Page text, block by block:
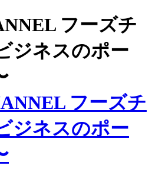
フーズチ
ジネスのポー